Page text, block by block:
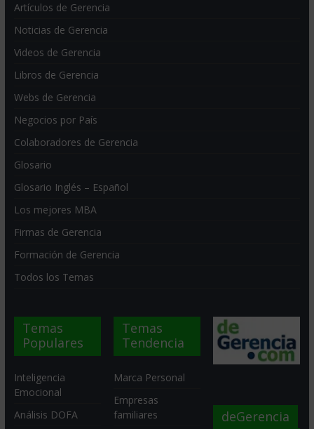
Artículos de Gerencia
Noticias de Gerencia
Videos de Gerencia
Libros de Gerencia
Webs de Gerencia
Negocios por País
Colaboradores de Gerencia
Glosario
Glosario Inglés – Español
Los mejores MBA
Firmas de Gerencia
Formación de Gerencia
Todos los Temas
Temas
Populares
Inteligencia
Emocional
Análisis DOFA
Temas
Tendencia
Marca Personal
Empresas
familiares
deGerencia